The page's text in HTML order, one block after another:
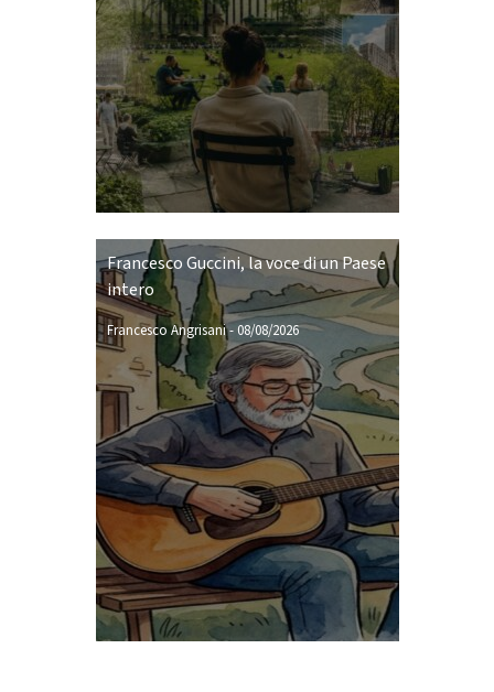
Francesco Guccini, la voce di un Paese
intero
Francesco Angrisani-08/08/2026